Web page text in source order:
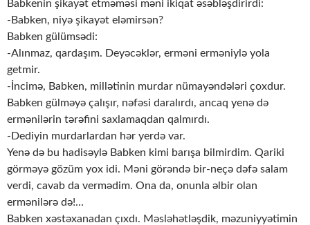
Babkenin şikayət etməməsi məni ikiqat əsəbləşdirirdi:
-Babken, niyə şikayət eləmirsən?
Babken gülümsədi:
-Alınmaz, qardaşım. Deyəcəklər, erməni erməniylə yola
getmir.
-İncimə, Babken, millətinin murdar nümayəndələri çoxdur.
Babken gülməyə çalışır, nəfəsi daralırdı, ancaq yenə də
ermənilərin tərəfini saxlamaqdan qalmırdı.
-Dediyin murdarlardan hər yerdə var.
Yenə də bu hadisəylə Babken kimi barışa bilmirdim. Qariki
görməyə gözüm yox idi. Məni görəndə bir-neçə dəfə salam
verdi, cavab da vermədim. Ona da, onunla əlbir olan
ermənilərə də!…
Babken xəstəxanadan çıxdı. Məsləhətləşdik, məzuniyyətimin